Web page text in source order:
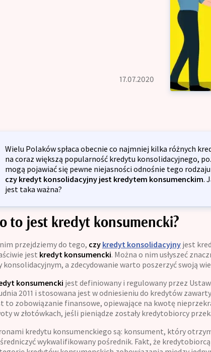
konsumpcyjny
refinansowy
na umowę zlecenie
Kredyt na
Kredyt
Kredyt
Opinie
Blog
Zespół
Kontakt
17.07.2020
Wielu Polaków spłaca obecnie co najmniej kilka różnych
na coraz większą popularność kredytu konsolidacyjnego,
mogą pojawiać się pewne niejasności odnośnie tego
czy kredyt konsolidacyjny jest kredytem konsumenckim.
jest taka ważna?
to jest kredyt konsumencki?
przejdziemy do tego, czy kredyt konsolidacyjnyjest
jest kredyt konsumencki. Można o nim usłyszeć
konsolidacyjnym, a zdecydowanie warto poszerzyć swoją
konsumencki jest definiowany i regulowany przez
2011 i stosowana jest w odniesieniu do kredytów
to zobowiązanie finansowe, opiewające na kwotę
w złotówkach, jeśli pieniądze zostały kredytobiorcy
kredytu konsumenckiego są: konsument, który
wykwalifikowany pośrednik. Fakt, że